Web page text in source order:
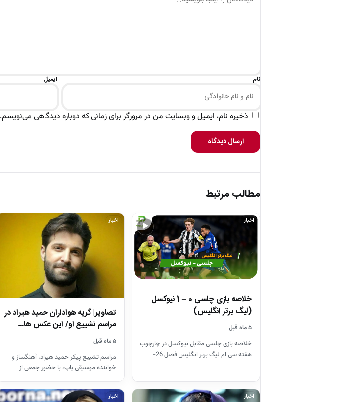
نام ایمیل
ذخیره نام، ایمیل و وبسایت من در مرورگر برای زمانی که دوباره دیدگاهی می‌نویسم.
ارسال دیدگاه
مطالب مرتبط
▶
اخبار
خلاصه بازی چلسی 0 – 1 نیوکسل
(لیگ برتر انگلیس)
۵ ماه قبل
خلاصه بازی چلسی مقابل نیوکسل در چارچوب
هفته سی ام لیگ برتر انگلیس فصل 26-
اخبار
تصاویر| گریه هواداران حمید هیراد در
مراسم تشییع او/ این عکس ها…
۵ ماه قبل
مراسم تشییع پیکر حمید هیراد، آهنگساز و
خواننده موسیقی پاپ، با حضور جمعی از
اخبار اخبار